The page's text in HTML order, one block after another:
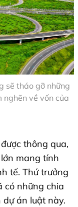
sẽ tháo gỡ những
về vốn của
thông qua,
mang tính
tế. Thứ trưởng
có những chia
án luật này.